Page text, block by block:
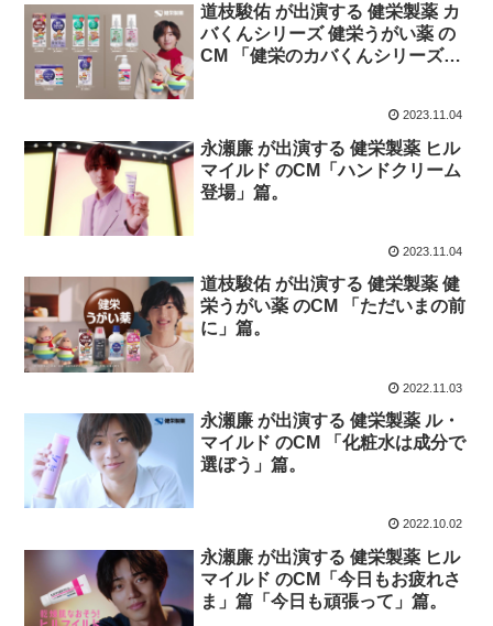
道枝駿佑 が出演する 健栄製薬 カ
バくんシリーズ 健栄うがい薬 の
CM 「健栄のカバくんシリーズ」
2023.11.04
永瀬廉 が出演する 健栄製薬 ヒル
マイルド のCM「ハンドクリーム
登場」篇。
2023.11.04
道枝駿佑 が出演する 健栄製薬 健
栄うがい薬 のCM 「ただいまの前
に」篇。
2022.11.03
永瀬廉 が出演する 健栄製薬 ル・
マイルド のCM 「化粧水は成分で
選ぼう」篇。
2022.10.02
永瀬廉 が出演する 健栄製薬 ヒル
マイルド のCM「今日もお疲れさ
ま」篇「今日も頑張って」篇。